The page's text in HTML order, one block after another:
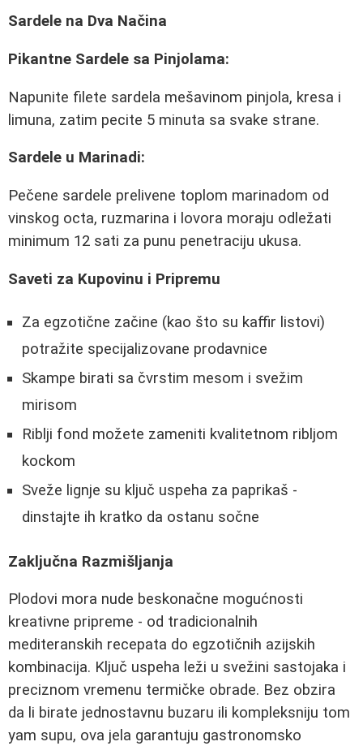
Sardele na Dva Načina
Pikantne Sardele sa Pinjolama:
Napunite filete sardela mešavinom pinjola, kresa i
limuna, zatim pecite 5 minuta sa svake strane.
Sardele u Marinadi:
Pečene sardele prelivene toplom marinadom od
vinskog octa, ruzmarina i lovora moraju odležati
minimum 12 sati za punu penetraciju ukusa.
Saveti za Kupovinu i Pripremu
Za egzotične začine (kao što su kaffir listovi)
potražite specijalizovane prodavnice
Skampe birati sa čvrstim mesom i svežim
mirisom
Riblji fond možete zameniti kvalitetnom ribljom
kockom
Sveže lignje su ključ uspeha za paprikaš -
dinstajte ih kratko da ostanu sočne
Zaključna Razmišljanja
Plodovi mora nude beskonačne mogućnosti
kreativne pripreme - od tradicionalnih
mediteranskih recepata do egzotičnih azijskih
kombinacija. Ključ uspeha leži u svežini sastojaka i
preciznom vremenu termičke obrade. Bez obzira
da li birate jednostavnu buzaru ili kompleksniju tom
yam supu, ova jela garantuju gastronomsko